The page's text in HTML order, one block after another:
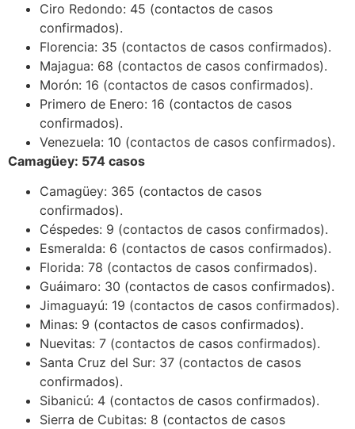
Ciro Redondo: 45 (contactos de casos
confirmados).
Florencia: 35 (contactos de casos confirmados).
Majagua: 68 (contactos de casos confirmados).
Morón: 16 (contactos de casos confirmados).
Primero de Enero: 16 (contactos de casos
confirmados).
Venezuela: 10 (contactos de casos confirmados).
Camagüey: 574 casos
Camagüey: 365 (contactos de casos
confirmados).
Céspedes: 9 (contactos de casos confirmados).
Esmeralda: 6 (contactos de casos confirmados).
Florida: 78 (contactos de casos confirmados).
Guáimaro: 30 (contactos de casos confirmados).
Jimaguayú: 19 (contactos de casos confirmados).
Minas: 9 (contactos de casos confirmados).
Nuevitas: 7 (contactos de casos confirmados).
Santa Cruz del Sur: 37 (contactos de casos
confirmados).
Sibanicú: 4 (contactos de casos confirmados).
Sierra de Cubitas: 8 (contactos de casos